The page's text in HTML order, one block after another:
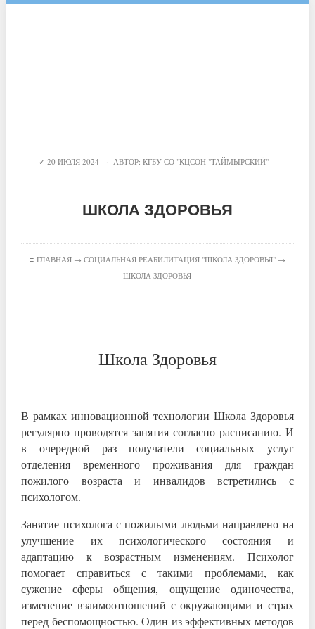
20 ИЮЛЯ 2024 · АВТОР: КГБУ СО "КЦСОН "ТАЙМЫРСКИЙ"
ШКОЛА ЗДОРОВЬЯ
≡ ГЛАВНАЯ→ СОЦИАЛЬНАЯ РЕАБИЛИТАЦИЯ "ШКОЛА ЗДОРОВЬЯ"→
ШКОЛА ЗДОРОВЬЯ
Школа Здоровья
В рамках инновационной технологии Школа Здоровья
регулярно проводятся занятия согласно расписанию. И
в очередной раз получатели социальных услуг
отделения временного проживания для граждан
пожилого возраста и инвалидов встретились с
психологом.
Занятие психолога с пожилыми людьми направлено на
улучшение их психологического состояния и
адаптацию к возрастным изменениям. Психолог
помогает справиться с такими проблемами, как
сужение сферы общения, ощущение одиночества,
изменение взаимоотношений с окружающими и страх
перед беспомощностью. Один из эффективных методов